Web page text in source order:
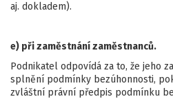
aj. dokladem).
e) při zaměstnání zaměstnanců.
Podnikatel odpovídá za to, že jeho
splnění podmínky bezúhonnosti,
zvláštní právní předpis podmínku